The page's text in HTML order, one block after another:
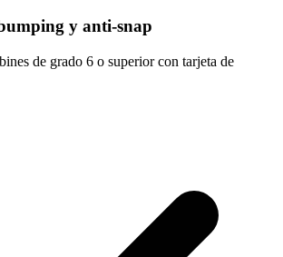
y anti-snap
de grado 6 o superior con tarjeta de